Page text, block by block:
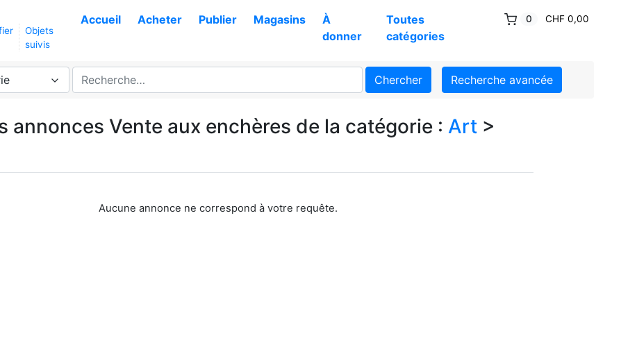
Objets
suivis
Accueil Acheter Publier Magasins
À
donner
Toutes
catégories
0 CHF 0,00
Chercher Recherche avancée
annonces Vente aux enchères de la catégorie : Art >
Aucune annonce ne correspond à votre requête.